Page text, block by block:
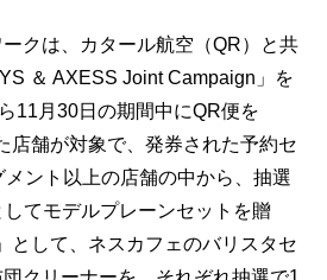
クは、カタール航空（QR）と共
＆ AXESS Joint Campaign」を
11月30日の期間中にQR便を
店舗が対象で、発券された予約セ
ント以上の店舗の中から、抽選
てモデルプレーンセットを贈
として、ネスカフェのバリスタセ